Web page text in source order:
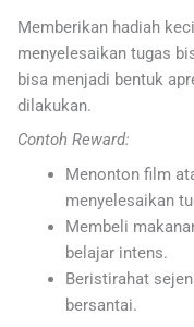
Memberikan hadiah
menyelesaikan tugas
bisa menjadi bentuk
dilakukan.
Contoh Reward:
Menonton film
menyelesaikan
Membeli
belajar intens.
Beristirahat
bersantai.